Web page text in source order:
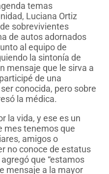
temas
Luciana Ortiz
sobrevivientes
de autos adornados
al equipo de
la sintonía de
mensaje que le sirva a
de una
conocida, pero sobre
la médica.
la vida, y ese es un
mes tenemos que
amigos o
no conoce de estatus
que “estamos
mensaje a la mayor